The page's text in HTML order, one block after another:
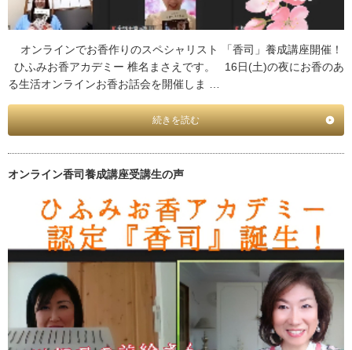
オンラインでお香作りのスペシャリスト 「香司」養成講座開催！
ひふみお香アカデミー 椎名まさえです。 16日(土)の夜にお香のあ
る生活オンラインお香お話会を開催しま …
続きを読む
オンライン香司養成講座受講生の声